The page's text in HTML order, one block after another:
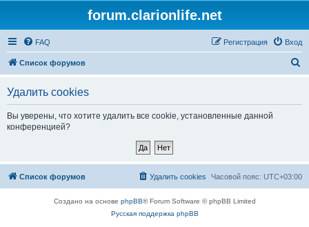
forum.clarionlife.net
FAQ Вход
Регистрация
Список форумов
Удалить cookies
Вы уверены, что хотите удалить все cookie, установленные данной
конференцией?
Список форумов Часовой пояс: UTC+03:00
Удалить cookies
Создано на основе phpBB® Forum Software © phpBB Limited
Русская поддержка phpBB